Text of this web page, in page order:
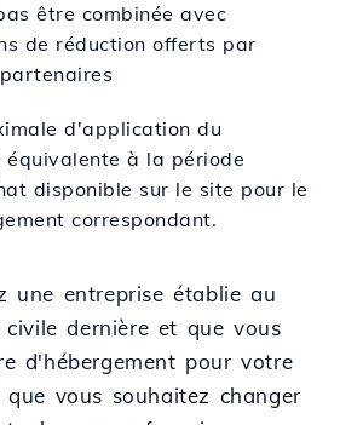
être combinée avec
de réduction offerts par
d'application du
équivalente à la période
disponible sur le site pour le
correspondant.
une entreprise établie au
dernière et que vous
d'hébergement pour votre
vous souhaitez changer